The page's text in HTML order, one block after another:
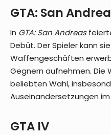
GTA: San
In GTA: San Andreas
Debüt. Der Spieler kann
Waffengeschäften
Gegnern aufnehmen. Die
beliebten Wahl,
Auseinandersetzungen im
GTA IV